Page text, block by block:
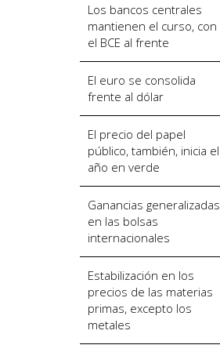
Los bancos centrales
mantienen el curso, con
el BCE al frente
El euro se consolida
frente al dólar
El precio del papel
público, también, inicia el
año en verde
Ganancias generalizadas
en las bolsas
internacionales
Estabilización en los
precios de las materias
primas, excepto los
metales